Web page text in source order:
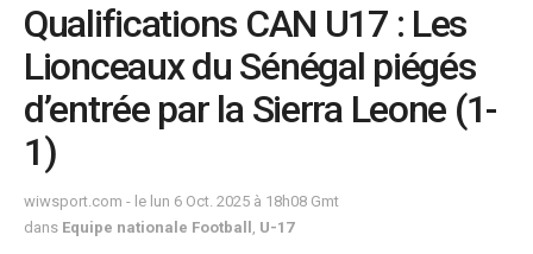
Qualifications CAN U17 : Les
Lionceaux du Sénégal piégés
d’entrée par la Sierra Leone (1-
1)
wiwsport.com - le lun 6 Oct. 2025 à 18h08 Gmt
dans Equipe nationale Football U-17